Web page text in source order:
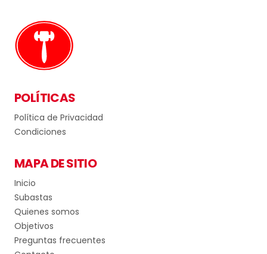
POLÍTICAS
Política de Privacidad
Condiciones
MAPA DE SITIO
Inicio
Subastas
Quienes somos
Objetivos
Preguntas frecuentes